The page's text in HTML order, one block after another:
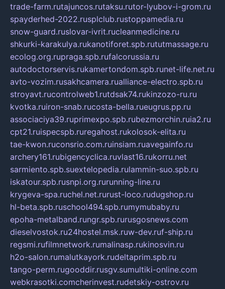
trade-farm.rutajuncos.rutaksu.rutor-lyubov-i-grom.ru
spayderhed-2022.rusplclub.rustoppamedia.ru
snow-guard.ruslovar-ivrit.rucleanmedicine.ru
shkurki-karakulya.rukanotiforet.spb.rututmassage.ru
ecolog.org.rupraga.spb.rufalcorussia.ru
autodoctorservis.rukamertondom.spb.runet-life.net.ru
avto-vozim.rusakhcamera.rualliance-electro.spb.ru
stroyavt.rucontrolweb1.rutdsak74.rukinzozo-ru.ru
kvotka.ruiron-snab.rucosta-bella.rueugrus.pp.ru
associaciya39.ruprimexpo.spb.rubezmorchin.ruia2.ru
cpt21.ruispecspb.ruregahost.rukolosok-elita.ru
tae-kwon.ruconsrio.com.ruinsiam.ruavegainfo.ru
archery161.rubigencyclica.ruvlast16.rukorru.net
sarmiento.spb.suextelopedia.rulammin-suo.spb.ru
iskatour.spb.rusnpi.org.rurunning-line.ru
krygeva-spa.ruchel.net.rurust-loco.rudugshop.ru
hl-beta.spb.ruschool494.spb.rumymubaby.ru
epoha-metalband.rungr.spb.rurusgosnews.com
dieselvostok.ru24hostel.msk.ruw-dev.ruf-ship.ru
regsmi.rufilmnetwork.rumalinasp.rukinosvin.ru
h2o-salon.rumalutkayork.rudeltaprim.spb.ru
tango-perm.rugooddir.rusgv.sumultiki-online.com
webkrasotki.comcherinvest.rudetskiy-ostrov.ru